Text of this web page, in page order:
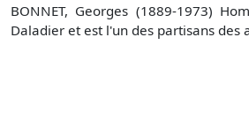
BONNET, Georges (1889-1973)
Daladier et est l'un des partisans des